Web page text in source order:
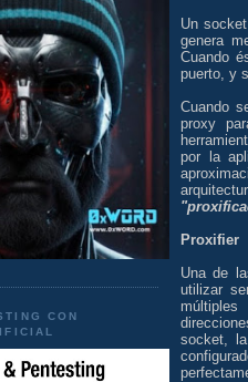
CON
Un
genera
Cuando
puerto, y
Cuando
proxy
por la
Proxifier
Una de
utilizar
socket,